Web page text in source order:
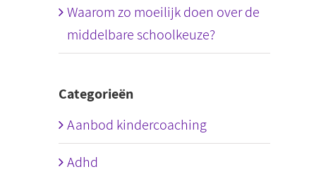
Waarom zo moeilijk doen over de
middelbare schoolkeuze?
Categorieën
Aanbod kindercoaching
Adhd